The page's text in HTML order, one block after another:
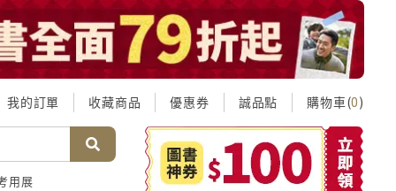
我的訂單 收藏商品 優惠券 誠品點 購物車(0)
用展